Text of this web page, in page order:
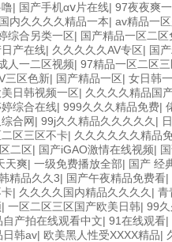
| 国产手机αⅴ片在线| 97夜夜爽
内久久久久精品一本| av精品一
综合另类一区| 国产精品一区二
日产在线| 久久久久久AV专区| 国
人一二区视频| 97精品一区二区
三区色新| 国产精品一区| 女日韩
日韩视频一区| 久久久久精品国
综合在线| 999久久久精品免费|
合网| 99j久久精品久久久久久 |
区三区不卡| 久久久久久久精品
二区| 国产iGAO激情在线视频|
天爽| 一级免费播放全部| 国产 经
精品久久3| 国产午夜精品免费看|
| 久久久久国内精品久久久久 | 青
| 一区二区三区国产欧美日韩| 99
自产拍在线观看中文| 91在线观看|
日韩av| 欧美黑人性受XXXX精品|